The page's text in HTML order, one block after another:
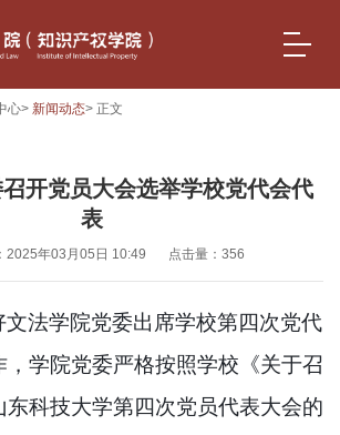
心> 新闻动态> 正文
开党员大会选举学校党代会代
表
2025年03月05日 10:49 点击量： 356
文法学院党委出席学校第四次党代
，学院党委严格按照学校《关于召
东科技大学第四次党员代表大会的